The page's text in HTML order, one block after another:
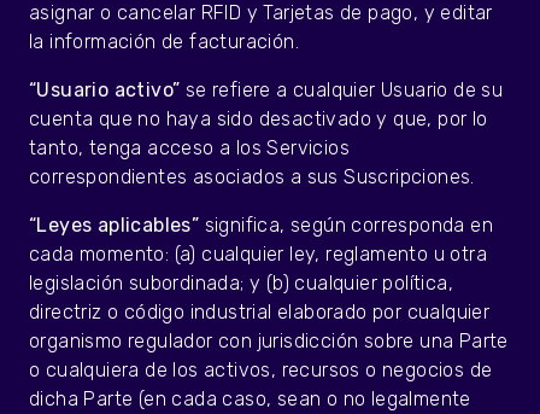
asignar o cancelar RFID y Tarjetas de pago, y editar
la información de facturación.
“Usuario activo” se refiere a cualquier Usuario de su
cuenta que no haya sido desactivado y que, por lo
tanto, tenga acceso a los Servicios
correspondientes asociados a sus Suscripciones.
“Leyes aplicables” significa, según corresponda en
cada momento: (a) cualquier ley, reglamento u otra
legislación subordinada; y (b) cualquier política,
directriz o código industrial elaborado por cualquier
organismo regulador con jurisdicción sobre una Parte
o cualquiera de los activos, recursos o negocios de
dicha Parte (en cada caso, sean o no legalmente